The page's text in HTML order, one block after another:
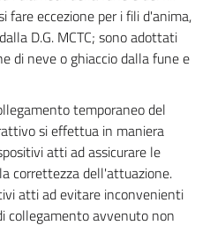
fare eccezione per i fili d'anima,
D.G. MCTC; sono adottati
di neve o ghiaccio dalla fune e
temporaneo del
si effettua in maniera
atti ad assicurare le
correttezza dell'attuazione.
atti ad evitare inconvenienti
collegamento avvenuto non